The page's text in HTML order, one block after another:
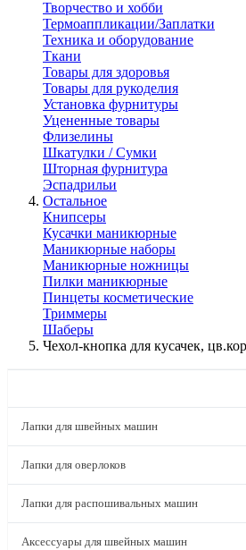
Творчество и хобби
Термоаппликации/Заплатки
Техника и оборудование
Ткани
Товары для здоровья
Товары для рукоделия
Установка фурнитуры
Уцененные товары
Флизелины
Шкатулки / Сумки
Шторная фурнитура
Эспадрильи
Остальное
Книпсеры
Кусачки маникюрные
Маникюрные наборы
Маникюрные ножницы
Пилки маникюрные
Пинцеты косметические
Триммеры
Шаберы
Чехол-кнопка для кусачек,
Лапки для швейных машин
Лапки для оверлоков
Лапки для распошивальных машин
Аксессуары для швейных машин